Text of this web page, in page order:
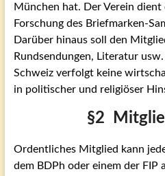
München hat. Der Verein dient
Forschung des Briefmarken-
Darüber hinaus soll den
Rundsendungen, Literatur
Schweiz verfolgt keine
in politischer und religiöser
§2
Ordentliches Mitglied kann
dem BDPh oder einem der FIP